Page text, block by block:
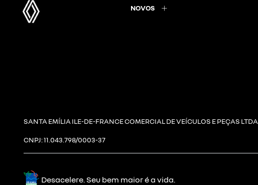
NOVOS
SANTA EMÍLIA ILE-DE-FRANCE COMERCIAL DE VEÍCULOS E PEÇAS LTDA
CNPJ: 11.043.798/0003-37
Desacelere. Seu bem maior é a vida.